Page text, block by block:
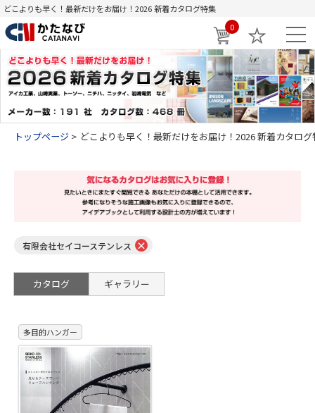
どこよりも早く！最新だけをお届け！2026 新着カタログ特集
0
トップページ どこよりも早く！最新だけをお届け！2026 新着カタログ
有限会社セイコーステンレス ×
カタログ ギャラリー
多目的ハンガー